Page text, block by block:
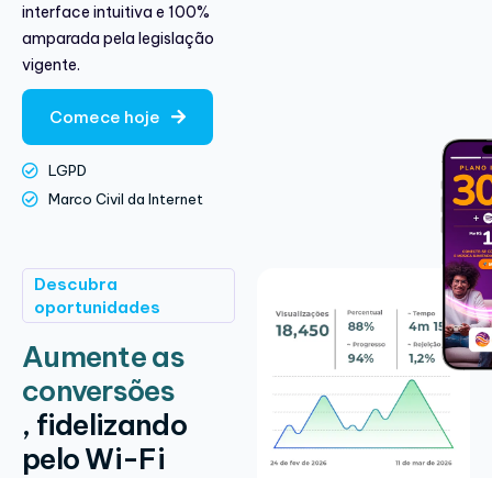
interface intuitiva e 100%
amparada pela legislação
vigente.
Comece hoje
LGPD
Marco Civil da Internet
Descubra
oportunidades
Aumente as
conversões
, fidelizando
pelo Wi-Fi